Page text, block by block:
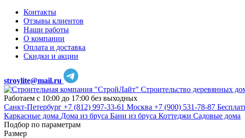
Контакты
Отзывы клиентов
Наши работы
О компании
Оплата и доставка
Скидки и акции
stroylite@mail.ru
Строительство деревянных
Работаем с 10:00 до 17:00 без выходных
Санкт-Петербург +7 (812) 997-33-61 Москва +7 (900) 531-78-87
Каркасные дома Дома из бруса Бани из бруса Коттеджи Садовые дома
Подбор по параметрам
Размер